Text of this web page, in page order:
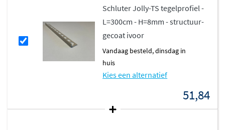
Schluter Jolly-TS tegelprofiel -
L=300cm - H=8mm - structuur-
gecoat ivoor
vandaag besteld, dinsdag in
huis
Kies een alternatief
51,84